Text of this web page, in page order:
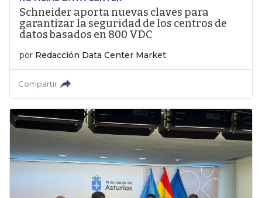
Schneider aporta nuevas claves para
garantizar la seguridad de los centros de
datos basados en 800 VDC
por Redacción Data Center Market
Compartir